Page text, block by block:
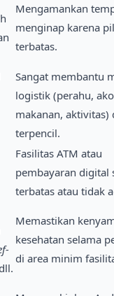
Mengamankan
menginap karena
terbatas.
Sangat membantu
logistik (perahu,
makanan, aktivitas)
terpencil.
Fasilitas ATM atau
pembayaran digital
terbatas atau tidak
Memastikan
kesehatan selama
di area minim